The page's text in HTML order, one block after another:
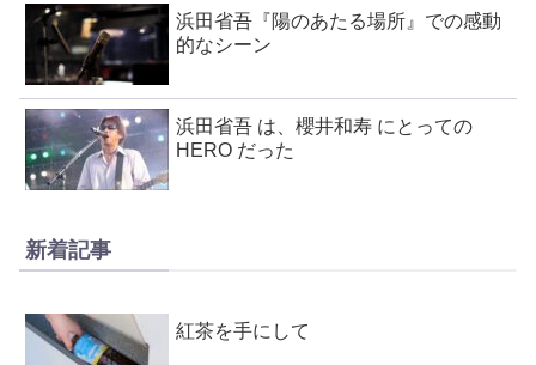
浜田省吾『陽のあたる場所』での感動
的なシーン
浜田省吾 は、櫻井和寿 にとっての
HERO だった
新着記事
紅茶を手にして